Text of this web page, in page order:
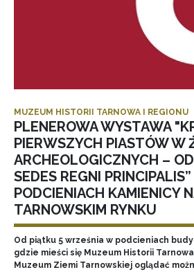
MUZEUM HISTORII TARNOWA I REGIONU
PLENEROWA WYSTAWA
PIERWSZYCH PIASTÓW W
ARCHEOLOGICZNYCH –
SEDES REGNI
PODCIENIACH KAMIENICY
TARNOWSKIM RYNKU
Od piątku 5 września w podcieniach
gdzie mieści się Muzeum Historii
Muzeum Ziemi Tarnowskiej oglądać